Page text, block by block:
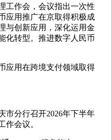
工作会，会议指出一次性
应用推广在京取得积极成
与创新应用，深化运用金
化转型。推进数字人民币
应用在跨境支付领域取得
市分行召开2026年下半年
作会议。